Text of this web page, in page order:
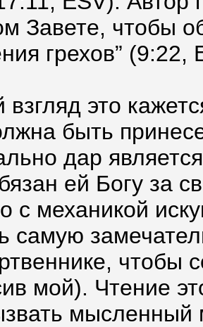
Завете, чтобы
грехов” (9:22,
это
быть
дар
ей Богу за
с механикой
самую
чтобы
мой). Чтение
мысленный